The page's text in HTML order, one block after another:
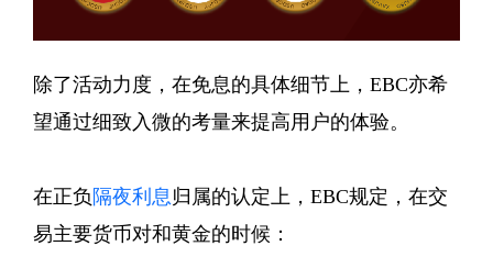
除了活动力度，在免息的具体细节上，EBC亦希
望通过细致入微的考量来提高用户的体验。
在正负 隔夜利息归属的认定上，EBC规定，在交
易主要货币对和黄金的时候：